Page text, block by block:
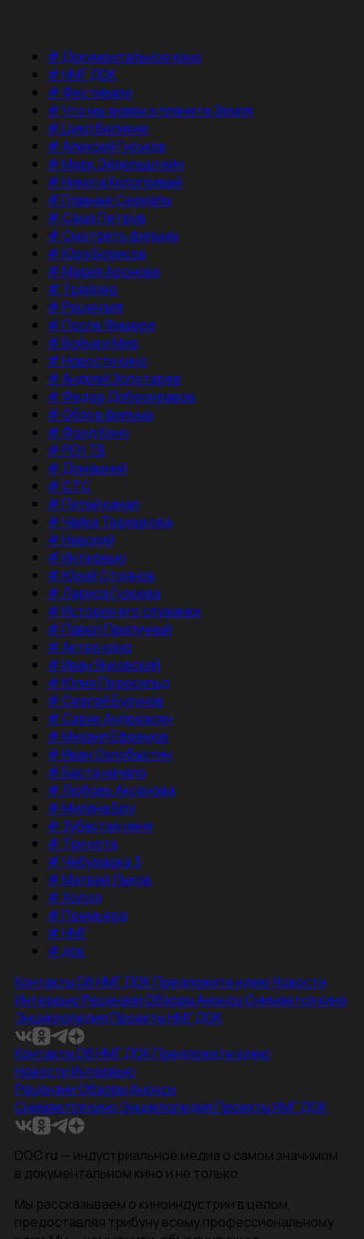
#Документальное кино
#НМГ ДОК
#Фестивали
#Что мы знаем о планете Земля
#Цикл Великие
#Алексей Гуськов
#Марк Эйдельштейн
#Никита Кологривый
#Главные Сериалы
#Саша Петров
#Смотреть фильмы
#Юра Борисов
#Мария Аронова
# Трейлер
#Рецензия
#После Фишера
#Война и Мир
#Новости кино
#Андрей Золотарев
#Федор Добронравов
#Обзор фильма
#Фонд Кино
#РЕН ТВ
#Домашний
#СТС
#Пятый канал
#Чайка Терешкова
#Невский
#Интервью
#Юрий Стоянов
#Лариса Гузеева
#История его служанки
#Павел Прилучный
#Актер кино
#Иван Янковский
#Юлия Пересильд
#Сергей Бурунов
#Сарик Андреасян
#Михаил Ефремов
#Иван Охлобыстин
#Баста начало
#Любовь Аксенова
#Милана Бру
#Зубастая няня
# Три кота
#Чебурашка 3
#Матвей Лыков
#Холод
#Премьера
#НМГ
#док
КонтактыОб НМГ ДОКПредложите идеюНовости
ИнтервьюРецензииОбзорыАнонсыСнимается кино
ЭнциклопедияПроекты НМГ ДОК
КонтактыОб НМГ ДОКПредложите идею
НовостиИнтервью
РецензииОбзорыАнонсы
Снимается кино ЭнциклопедияПроекты НМГ ДОК
DOC.ru — индустриальное медиа о самом значимом
в документальном кино и не только.
Мы рассказываем о киноиндустрии в целом,
предоставляя трибуну всему профессиональному